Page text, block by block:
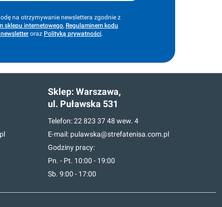
na otrzymywanie newslettera zgodnie z
sklepu internetowego, Regulaminem kodu
oraz Polityką prywatności.
Sklep: Warszawa,
ul. Puławska 531
Telefon:22 823 37 48 wew. 4
E-mail: pulawska@strefatenisa.com.pl
Godziny pracy:
Pn. - Pt. 10:00 - 19:00
Sb. 9:00 - 17:00